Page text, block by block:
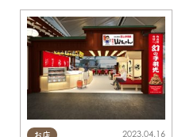
お店 2023.04.16